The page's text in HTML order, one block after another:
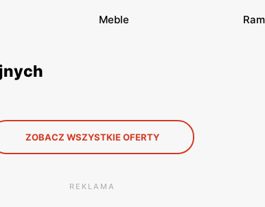
Meble
ZOBACZ WSZYSTKIE OFERTY
REKLAMA